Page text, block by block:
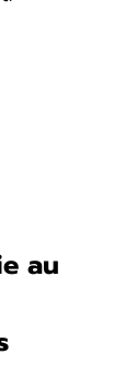
au